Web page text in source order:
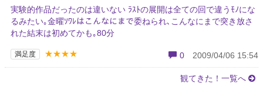
実験的作品だったのは違いない ﾗｽﾄの展開は全ての回で違うﾓﾉにな
るみたい｡金曜ｿﾜﾚはこんなにまで委ねられ､こんなにまで突き放さ
れた結末は初めてかも｡80分
満足度 ★★★★ 0 2009/04/06 15:54
観てきた！一覧へ